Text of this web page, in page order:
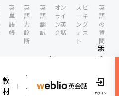
英
単
語
帳
英
語
力
診
断
英
語
翻
訳
オン
ライ
ン英
会話
スピ
ーキ
ング
テス
ト
英
語
の
質
問
箱
教
材
ヘ
ル
英
話
コ
グ
イ
無
料
験
レ
ログイン